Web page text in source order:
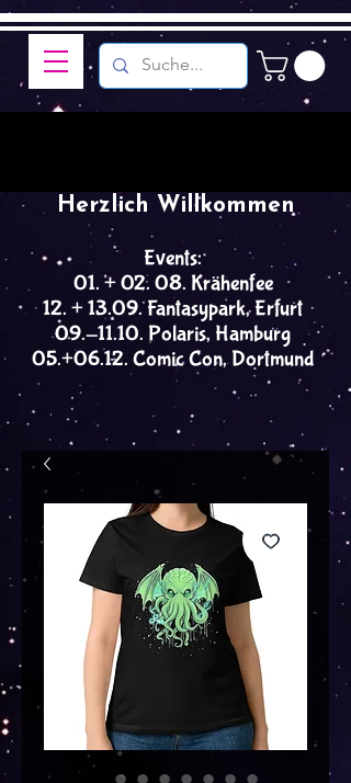
Events:
01. + 02. 08. Krähenfee
12. + 13.09. Fantasypark, Erfurt
09.-11.10. Polaris, Hamburg
05.+06.12. Comic Con, Dortmund
Herzlich Willkommen